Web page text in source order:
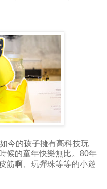
今的孩子擁有高科技玩
候的童年快樂無比。80年
筋啊、玩彈珠等等的小遊